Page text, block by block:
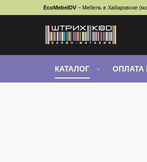
EcoMebelDV – Мебель в Хабаровске
КАТАЛОГ ОПЛАТА